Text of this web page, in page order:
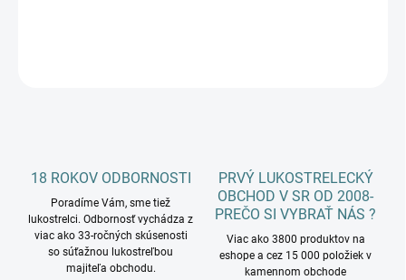
18 ROKOV ODBORNOSTI
Poradíme Vám, sme tiež
lukostrelci. Odbornosť vychádza z
viac ako 33-ročných skúsenosti
so súťažnou lukostreľbou
majiteľa obchodu.
PRVÝ LUKOSTRELECKÝ
OBCHOD V SR OD 2008-
PREČO SI VYBRAŤ NÁS ?
Viac ako 3800 produktov na
eshope a cez 15 000 položiek v
kamennom obchode